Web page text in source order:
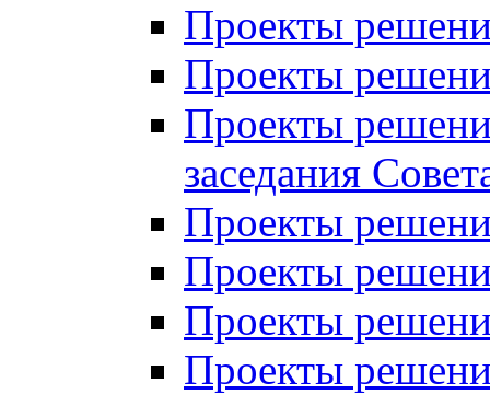
Проекты
Проекты
Проекты
заседания
Проекты
Проекты
Проекты
Проекты